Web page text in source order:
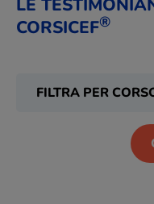
LE
CORSICEF®